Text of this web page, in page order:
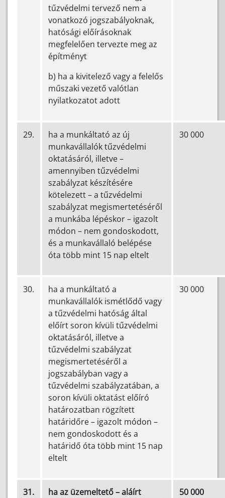
tűzvédelmi tervező nem a
vonatkozó jogszabályoknak,
hatósági előírásoknak
megfelelően tervezte meg az
építményt
b) ha a kivitelező vagy a felelős
műszaki vezető valótlan
nyilatkozatot adott
29.
ha a munkáltató az új
munkavállalók tűzvédelmi
oktatásáról, illetve –
amennyiben tűzvédelmi
szabályzat készítésére
kötelezett – a tűzvédelmi
szabályzat megismertetéséről
a munkába lépéskor – igazolt
módon – nem gondoskodott,
és a munkavállaló belépése
óta több mint 15 nap eltelt
30 000
30.
ha a munkáltató a
munkavállalók ismétlődő vagy
a tűzvédelmi hatóság által
előírt soron kívüli tűzvédelmi
oktatásáról, illetve a
tűzvédelmi szabályzat
megismertetéséről a
jogszabályban vagy a
tűzvédelmi szabályzatában, a
soron kívüli oktatást előíró
határozatban rögzített
határidőre – igazolt módon –
nem gondoskodott és a
határidő óta több mint 15 nap
eltelt
30 000
31.
ha az üzemeltető – aláírt
50 000